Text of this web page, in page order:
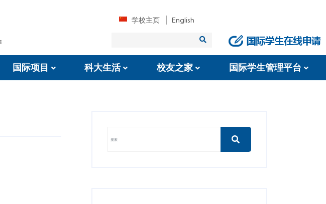
学校主页 English
国际项目 科大生活 校友之家 国际学生管理平台